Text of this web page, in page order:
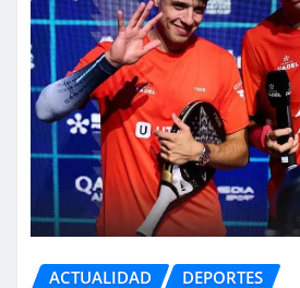
ACTUALIDAD
DEPORTES